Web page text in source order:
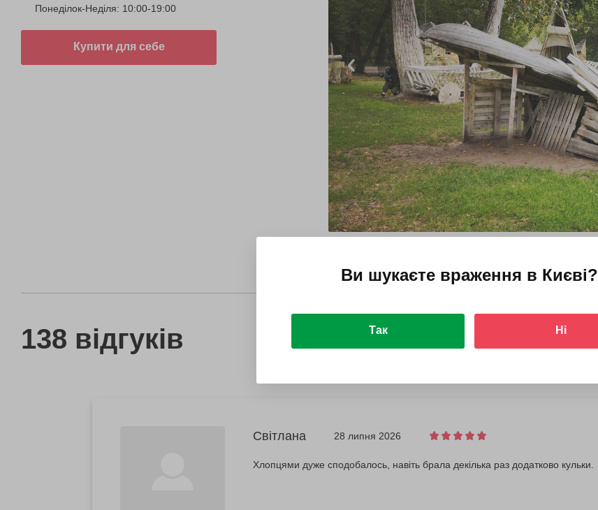
Понеділок-Неділя: 10:00-19:00
Купити для себе
138 відгуків
Світлана 28 липня 2026
Хлопцями дуже сподобалось, навіть брала декілька раз додатково кульки.
Ви шукаєте враження в Києві?
Так Ні